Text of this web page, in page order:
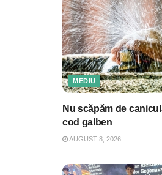
MEDIU
Nu scăpăm de
cod galben
AUGUST 8, 2026